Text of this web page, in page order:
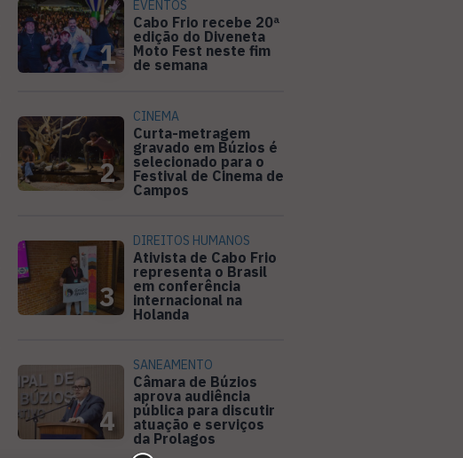
1
EVENTOS
Cabo Frio recebe 20ª
edição do Diveneta
Moto Fest neste fim
de semana
2
CINEMA
Curta-metragem
gravado em Búzios é
selecionado para o
Festival de Cinema de
Campos
3
DIREITOS HUMANOS
Ativista de Cabo Frio
representa o Brasil
em conferência
internacional na
Holanda
4
SANEAMENTO
Câmara de Búzios
aprova audiência
pública para discutir
atuação e serviços
da Prolagos